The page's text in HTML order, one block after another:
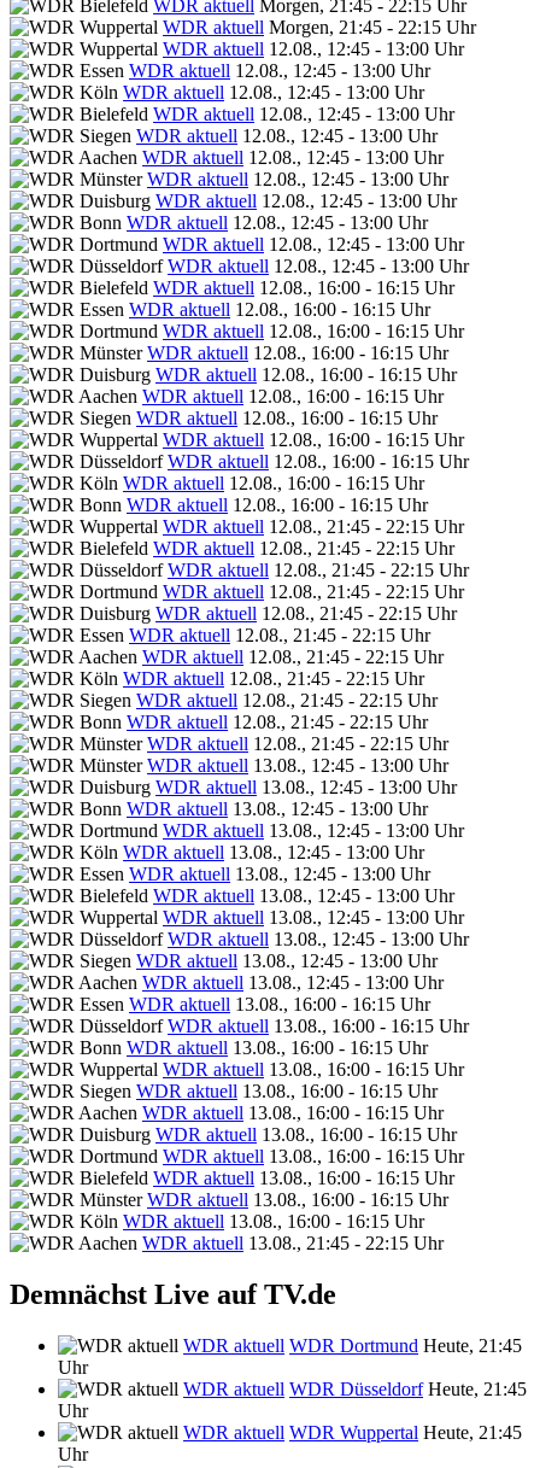
WDR aktuell Morgen, 21:45 - 22:15 Uhr
WDR aktuell Morgen, 21:45 - 22:15 Uhr
WDR aktuell 12.08., 12:45 - 13:00 Uhr
WDR aktuell 12.08., 12:45 - 13:00 Uhr
WDR aktuell 12.08., 12:45 - 13:00 Uhr
WDR aktuell 12.08., 12:45 - 13:00 Uhr
WDR aktuell 12.08., 12:45 - 13:00 Uhr
WDR aktuell 12.08., 12:45 - 13:00 Uhr
WDR aktuell 12.08., 12:45 - 13:00 Uhr
WDR aktuell 12.08., 12:45 - 13:00 Uhr
WDR aktuell 12.08., 12:45 - 13:00 Uhr
WDR aktuell 12.08., 12:45 - 13:00 Uhr
WDR aktuell 12.08., 12:45 - 13:00 Uhr
WDR aktuell 12.08., 16:00 - 16:15 Uhr
WDR aktuell 12.08., 16:00 - 16:15 Uhr
WDR aktuell 12.08., 16:00 - 16:15 Uhr
WDR aktuell 12.08., 16:00 - 16:15 Uhr
WDR aktuell 12.08., 16:00 - 16:15 Uhr
WDR aktuell 12.08., 16:00 - 16:15 Uhr
WDR aktuell 12.08., 16:00 - 16:15 Uhr
WDR aktuell 12.08., 16:00 - 16:15 Uhr
WDR aktuell 12.08., 16:00 - 16:15 Uhr
WDR aktuell 12.08., 16:00 - 16:15 Uhr
WDR aktuell 12.08., 16:00 - 16:15 Uhr
WDR aktuell 12.08., 21:45 - 22:15 Uhr
WDR aktuell 12.08., 21:45 - 22:15 Uhr
WDR aktuell 12.08., 21:45 - 22:15 Uhr
WDR aktuell 12.08., 21:45 - 22:15 Uhr
WDR aktuell 12.08., 21:45 - 22:15 Uhr
WDR aktuell 12.08., 21:45 - 22:15 Uhr
WDR aktuell 12.08., 21:45 - 22:15 Uhr
WDR aktuell 12.08., 21:45 - 22:15 Uhr
WDR aktuell 12.08., 21:45 - 22:15 Uhr
WDR aktuell 12.08., 21:45 - 22:15 Uhr
WDR aktuell 12.08., 21:45 - 22:15 Uhr
WDR aktuell 13.08., 12:45 - 13:00 Uhr
WDR aktuell 13.08., 12:45 - 13:00 Uhr
WDR aktuell 13.08., 12:45 - 13:00 Uhr
WDR aktuell 13.08., 12:45 - 13:00 Uhr
WDR aktuell 13.08., 12:45 - 13:00 Uhr
WDR aktuell 13.08., 12:45 - 13:00 Uhr
WDR aktuell 13.08., 12:45 - 13:00 Uhr
WDR aktuell 13.08., 12:45 - 13:00 Uhr
WDR aktuell 13.08., 12:45 - 13:00 Uhr
WDR aktuell 13.08., 12:45 - 13:00 Uhr
WDR aktuell 13.08., 12:45 - 13:00 Uhr
WDR aktuell 13.08., 16:00 - 16:15 Uhr
WDR aktuell 13.08., 16:00 - 16:15 Uhr
WDR aktuell 13.08., 16:00 - 16:15 Uhr
WDR aktuell 13.08., 16:00 - 16:15 Uhr
WDR aktuell 13.08., 16:00 - 16:15 Uhr
WDR aktuell 13.08., 16:00 - 16:15 Uhr
WDR aktuell 13.08., 16:00 - 16:15 Uhr
WDR aktuell 13.08., 16:00 - 16:15 Uhr
WDR aktuell 13.08., 16:00 - 16:15 Uhr
WDR aktuell 13.08., 16:00 - 16:15 Uhr
WDR aktuell 13.08., 16:00 - 16:15 Uhr
WDR aktuell 13.08., 21:45 - 22:15 Uhr
Demnächst Live auf TV.de
WDR aktuell WDR Dortmund Heute, 21:45
Uhr
WDR aktuell WDR Düsseldorf Heute, 21:45
Uhr
WDR aktuell WDR Wuppertal Heute, 21:45
Uhr